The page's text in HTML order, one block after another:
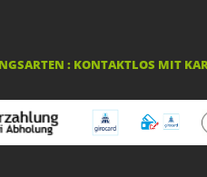
: KONTAKTLOS MIT